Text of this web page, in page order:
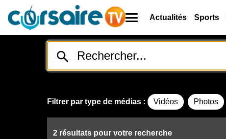
Actualités Sports
Filtrer par type de médias : Vidéos Photos
2 résultats pour votre recherche